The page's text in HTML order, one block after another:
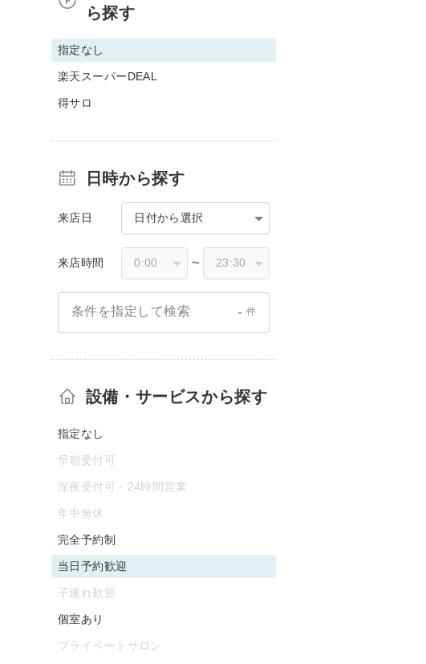
ら探す
指定なし
楽天スーパーDEAL
得サロ
日時から探す
来店日 日付から選択
来店時間 〜
条件を指定して検索 - 件
設備・サービスから探す
指定なし
早朝受付可
深夜受付可・24時間営業
年中無休
完全予約制
当日予約歓迎
子連れ歓迎
個室あり
プライベートサロン